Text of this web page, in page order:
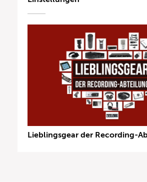
Lieblingsgear der Recording-